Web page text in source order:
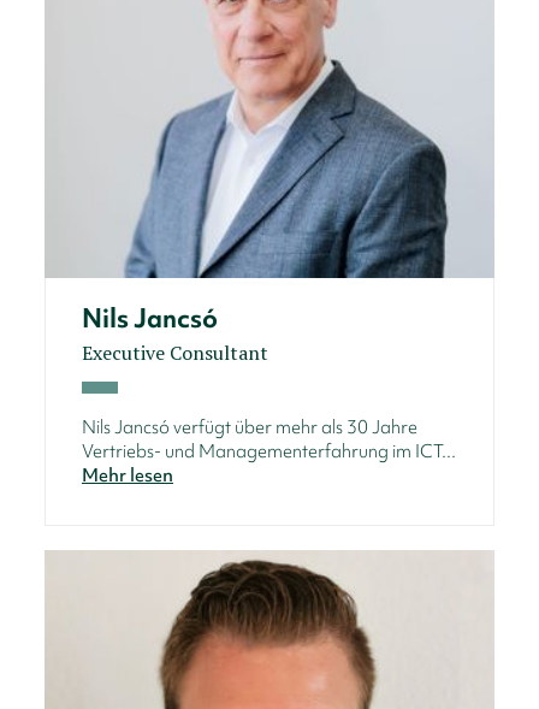
Nils Jancsó
Executive Consultant
Nils Jancsó verfügt über mehr als 30 Jahre
Vertriebs- und Managementerfahrung im ICT...
Mehr lesen